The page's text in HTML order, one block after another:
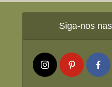
Siga-nos